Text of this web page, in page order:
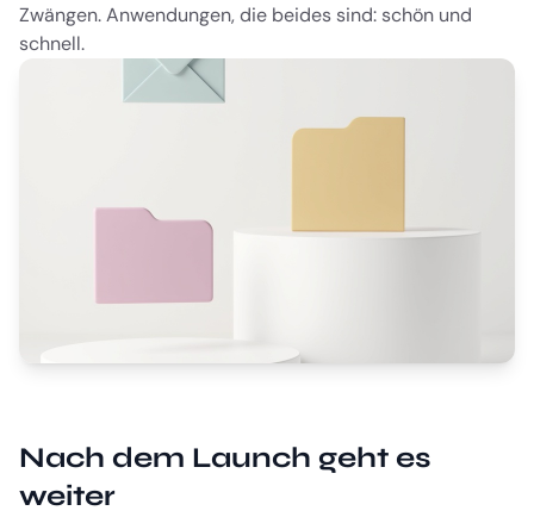
Zwängen. Anwendungen, die beides sind: schön und
schnell.
Nach dem Launch geht es
weiter